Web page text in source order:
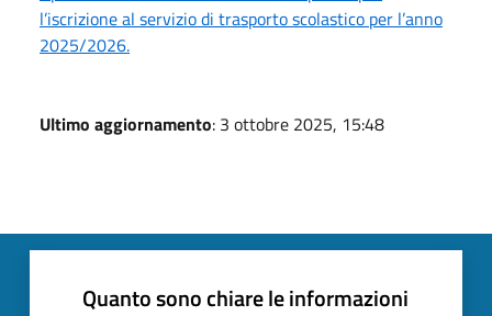
l’iscrizione al servizio di trasporto scolastico per l’anno
2025/2026.
Ultimo aggiornamento: 3 ottobre 2025, 15:48
Quanto sono chiare le informazioni